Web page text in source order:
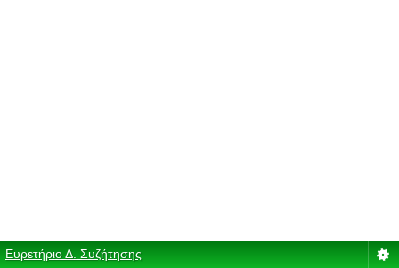
Ευρετήριο Δ. Συζήτησης